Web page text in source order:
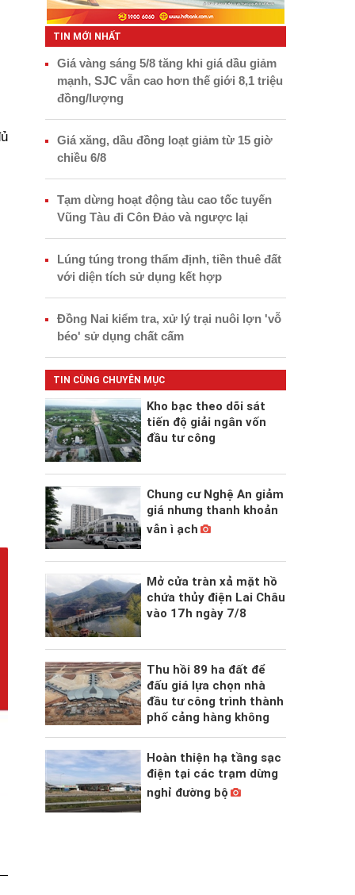
TIN MỚI NHẤT
Giá vàng sáng 5/8 tăng khi giá dầu giảm
mạnh, SJC vẫn cao hơn thế giới 8,1 triệu
đồng/lượng
Giá xăng, dầu đồng loạt giảm từ 15 giờ
chiều 6/8
Tạm dừng hoạt động tàu cao tốc tuyến
Vũng Tàu đi Côn Đảo và ngược lại
Lúng túng trong thẩm định, tiền thuê đất
với diện tích sử dụng kết hợp
Đồng Nai kiểm tra, xử lý trại nuôi lợn 'vỗ
béo' sử dụng chất cấm
TIN CÙNG CHUYÊN MỤC
Kho bạc theo dõi sát
tiến độ giải ngân vốn
đầu tư công
Chung cư Nghệ An giảm
giá nhưng thanh khoản
vẫn ì ạch
Mở cửa tràn xả mặt hồ
chứa thủy điện Lai Châu
vào 17h ngày 7/8
Thu hồi 89 ha đất để
đấu giá lựa chọn nhà
đầu tư công trình thành
phố cảng hàng không
Hoàn thiện hạ tầng sạc
điện tại các trạm dừng
nghỉ đường bộ